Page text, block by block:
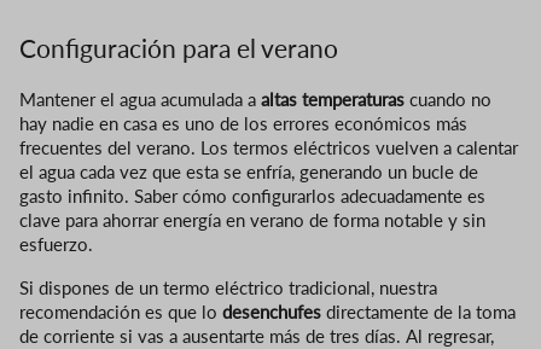
Configuración para el verano
Mantener el agua acumulada a altas temperaturas cuando no
hay nadie en casa es uno de los errores económicos más
frecuentes del verano. Los termos eléctricos vuelven a calentar
el agua cada vez que esta se enfría, generando un bucle de
gasto infinito. Saber cómo configurarlos adecuadamente es
clave para ahorrar energía en verano de forma notable y sin
esfuerzo.
Si dispones de un termo eléctrico tradicional, nuestra
recomendación es que lo desenchufes directamente de la toma
de corriente si vas a ausentarte más de tres días. Al regresar,